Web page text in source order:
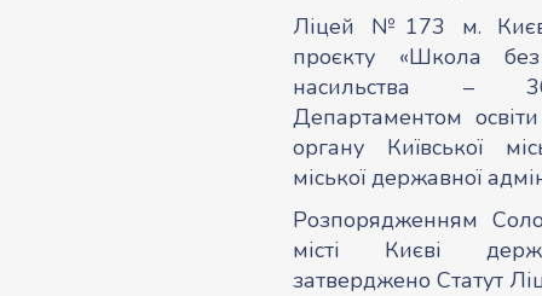
Ліцей №173 м.
проєкту «Школа
насильства –
Департаментом
органу Київської
міської державної
Розпорядженням
місті Києві
затверджено Статут